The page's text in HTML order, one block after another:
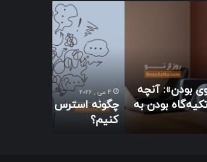
4 می , 2026
استرس خود را مدیریت
اعتیاد
گوشی
را
ترک
کنیم
و